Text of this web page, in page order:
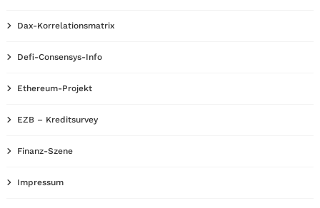
Dax-Korrelationsmatrix
Defi-Consensys-Info
Ethereum-Projekt
EZB – Kreditsurvey
Finanz-Szene
Impressum